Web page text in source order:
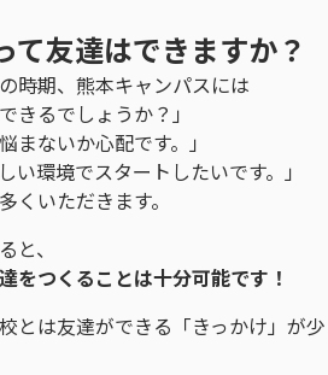
て友達はできますか？
時期、熊本キャンパスには
きるでしょうか？」
まないか心配です。」
い環境でスタートしたいです。」
くいただきます。
と、
をつくることは十分可能です！
とは友達ができる「きっかけ」が少